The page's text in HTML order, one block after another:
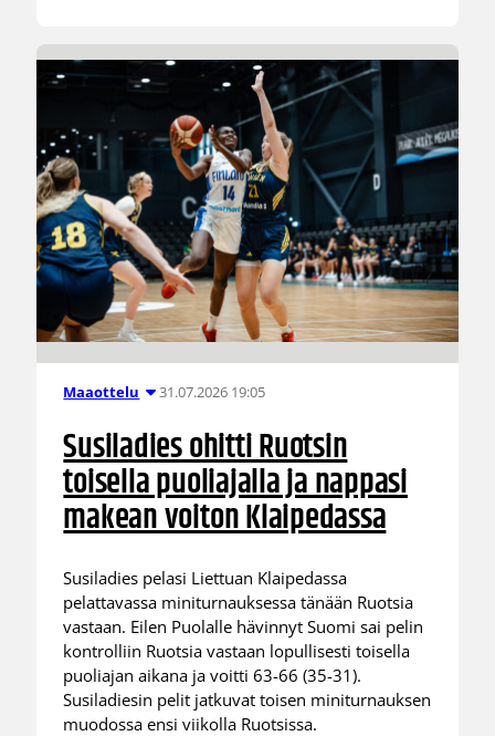
Maaottelu 31.07.2026 19:05
Susiladies ohitti Ruotsin
toisella puoliajalla ja nappasi
makean voiton Klaipedassa
Susiladies pelasi Liettuan Klaipedassa
pelattavassa miniturnauksessa tänään Ruotsia
vastaan. Eilen Puolalle hävinnyt Suomi sai pelin
kontrolliin Ruotsia vastaan lopullisesti toisella
puoliajan aikana ja voitti 63-66 (35-31).
Susiladiesin pelit jatkuvat toisen miniturnauksen
muodossa ensi viikolla Ruotsissa.